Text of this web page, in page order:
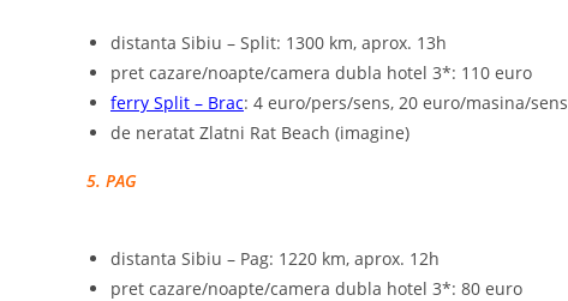
distanta Sibiu – Split: 1300 km, aprox. 13h
pret cazare/noapte/camera dubla hotel 3*: 110 euro
ferry Split – Brac: 4 euro/pers/sens, 20 euro/masina/sens
de neratat Zlatni Rat Beach (imagine)
5. PAG
distanta Sibiu – Pag: 1220 km, aprox. 12h
pret cazare/noapte/camera dubla hotel 3*: 80 euro